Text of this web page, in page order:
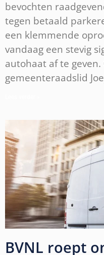
bevochten
tegen betaald
een klemmende
vandaag een stevig
autohaat af te geven.
gemeenteraadslid
BVNL roept